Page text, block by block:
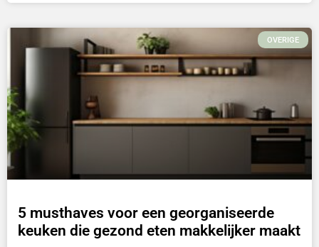
OVERIGE
5 musthaves voor een georganiseerde
keuken die gezond eten makkelijker maakt